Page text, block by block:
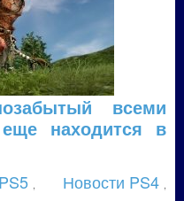
всеми
находится в
PS5 Новости PS4